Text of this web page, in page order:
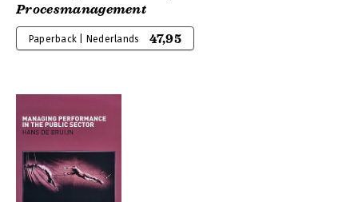
Procesmanagement
Paperback | Nederlands 47,95